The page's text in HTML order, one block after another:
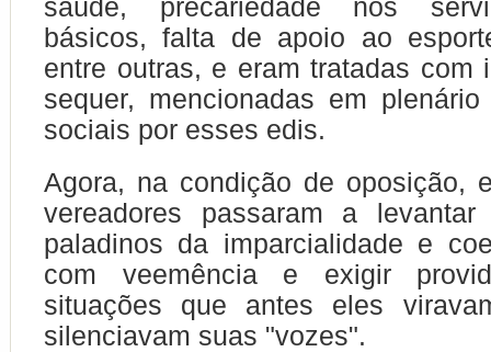
saúde, precariedade nos
básicos, falta de apoio ao
entre outras, e eram tratadas com
sequer, mencionadas em
sociais por esses edis.
Agora, na condição de oposição,
vereadores passaram a
paladinos da imparcialidade e
com veemência e exigir
situações que antes eles
silenciavam suas "vozes".